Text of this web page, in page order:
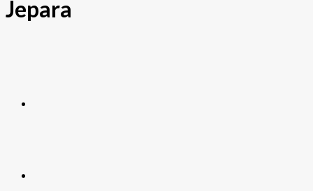
Jepara